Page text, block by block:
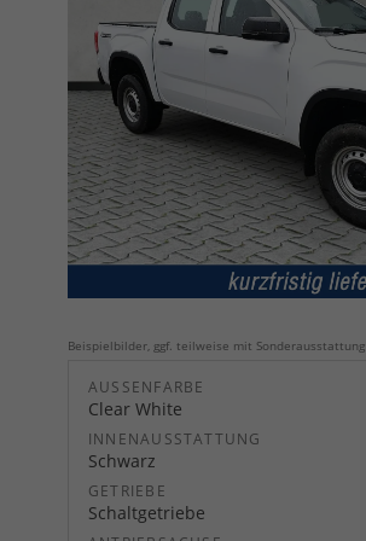
Beispielbilder, ggf. teilweise mit Sonderausstattung
AUSSENFARBE
Clear White
INNENAUSSTATTUNG
Schwarz
GETRIEBE
Schaltgetriebe